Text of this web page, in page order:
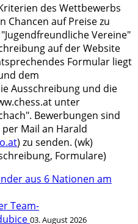
des Wettbewerbs
Chancen auf Preise zu
Vereine"
auf der Website
Formular liegt
dem
Ausschreibung und die
unter
Bewerbungen sind
Mail an Harald
) zu senden. (wk)
Formulare)
aus 6 Nationen am
Team-
03. August 2026